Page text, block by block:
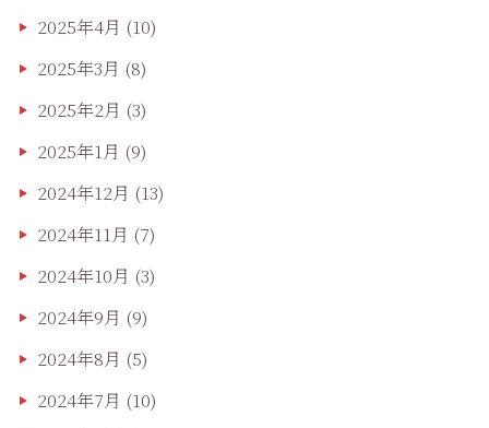
2025年4月 (10)
2025年3月 (8)
2025年2月 (3)
2025年1月 (9)
2024年12月 (13)
2024年11月 (7)
2024年10月 (3)
2024年9月 (9)
2024年8月 (5)
2024年7月 (10)